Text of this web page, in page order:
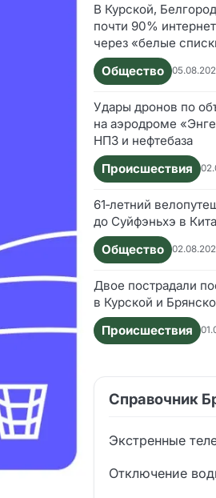
В Курской,
почти 90%
через «белые
Общество
Удары дронов по
на аэродроме
НПЗ и нефтебаза
Происшествия
61‑летний
до Суйфэньхэ в
Общество
Двое пострадали
в Курской и
Происшествия
Справочник
Экстренные
Отключение